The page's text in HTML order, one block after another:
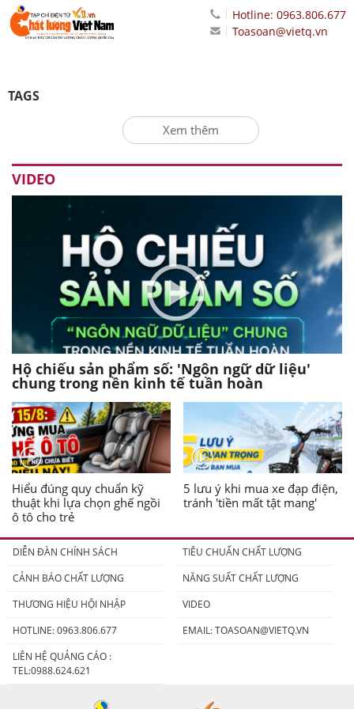
Hotline: 0963.806.677
Toasoan@vietq.vn
TAGS
Xem thêm
VIDEO
Hộ chiếu sản phẩm số: 'Ngôn ngữ dữ liệu'
chung trong nền kinh tế tuần hoàn
Hiểu đúng quy chuẩn kỹ
thuật khi lựa chọn ghế ngồi
ô tô cho trẻ
5 lưu ý khi mua xe đạp điện,
tránh 'tiền mất tật mang'
DIỄN ĐÀN CHÍNH SÁCH
TIÊU CHUẨN CHẤT LƯỢNG
CẢNH BÁO CHẤT LƯỢNG
NĂNG SUẤT CHẤT LƯỢNG
THƯƠNG HIỆU HỘI NHẬP
VIDEO
HOTLINE: 0963.806.677
EMAIL:TOASOAN@VIETQ.VN
LIÊN HỆ QUẢNG CÁO :
TEL:0988.624.621